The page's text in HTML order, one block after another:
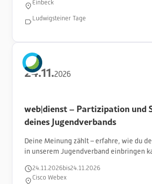
Einbeck
Ludwigsteiner Tage
24.11.2026
web|dienst – Partizipation und
deines Jugendverbands
Deine Meinung zählt – erfahre, wie du
in unserem Jugendverband einbringen
24.11.2026bis24.11.2026
Cisco Webex